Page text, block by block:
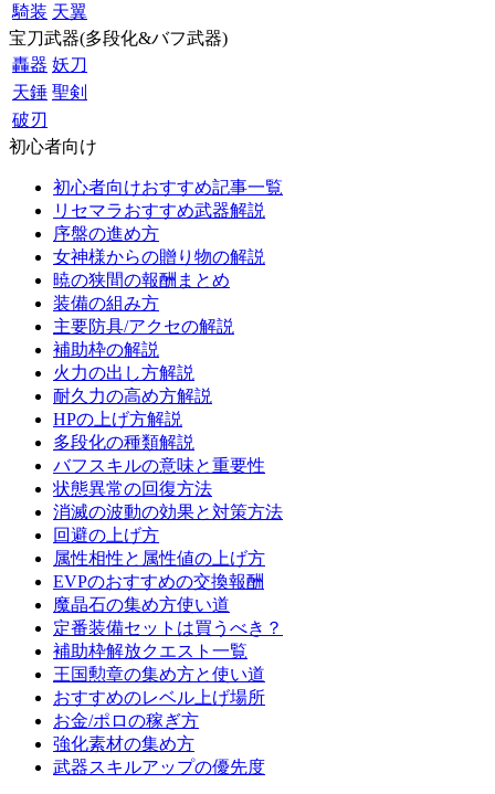
騎装 天翼
宝刀武器(多段化&バフ武器)
轟器 妖刀
天錘 聖剣
破刃
初心者向け
初心者向けおすすめ記事一覧
リセマラおすすめ武器解説
序盤の進め方
女神様からの贈り物の解説
暁の狭間の報酬まとめ
装備の組み方
主要防具/アクセの解説
補助枠の解説
火力の出し方解説
耐久力の高め方解説
HPの上げ方解説
多段化の種類解説
バフスキルの意味と重要性
状態異常の回復方法
消滅の波動の効果と対策方法
回避の上げ方
属性相性と属性値の上げ方
EVPのおすすめの交換報酬
魔晶石の集め方使い道
定番装備セットは買うべき？
補助枠解放クエスト一覧
王国勲章の集め方と使い道
おすすめのレベル上げ場所
お金/ポロの稼ぎ方
強化素材の集め方
武器スキルアップの優先度